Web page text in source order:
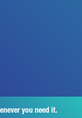
you need it.